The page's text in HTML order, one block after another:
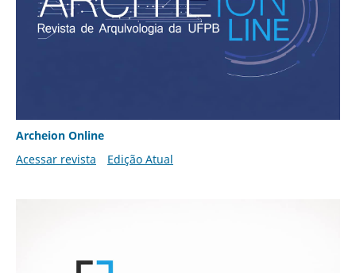
Archeion Online
Acessar revista
Edição Atual